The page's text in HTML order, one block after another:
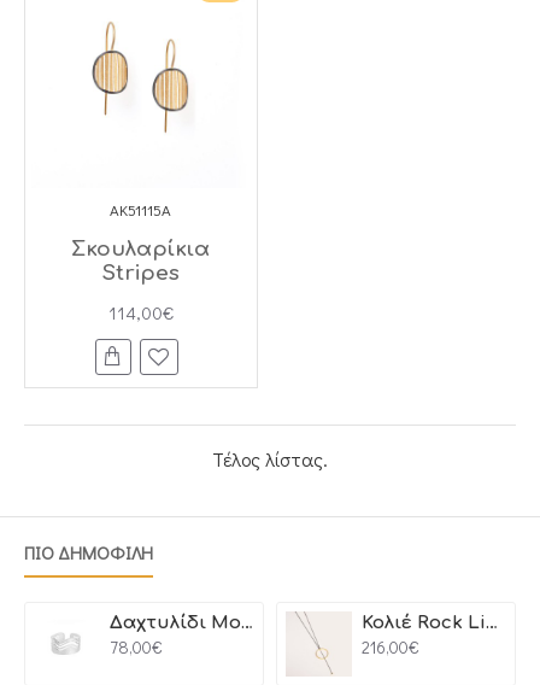
AK51115A
Σκουλαρίκια
Stripes
114,00€
Τέλος λίστας.
ΠΙΟ ΔΗΜΟΦΙΛΗ
Δαχτυλίδι Motion
78,00€
Κολιέ Rock Line
216,00€